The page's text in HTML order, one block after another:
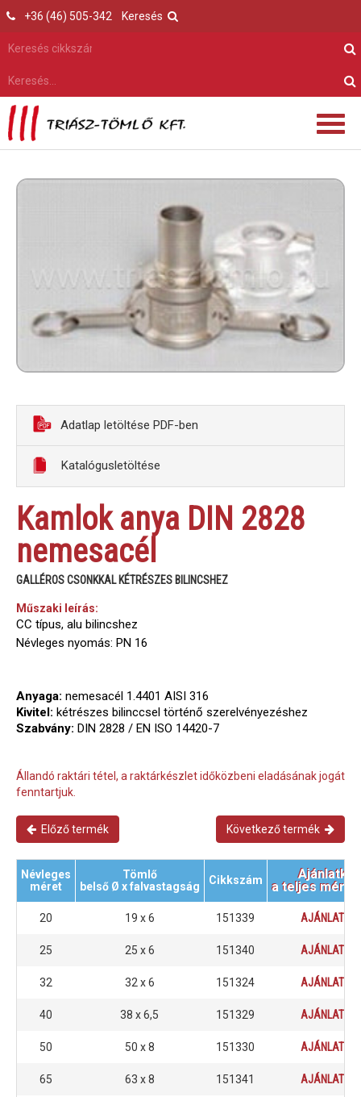
Keresés
+36 (46) 505-342
Adatlap letöltése PDF-ben
Katalógusletöltése
Kamlok anya DIN 2828
nemesacél
GALLÉROS CSONKKAL KÉTRÉSZES BILINCSHEZ
Műszaki leírás:
CC típus, alu bilincshez
Névleges nyomás: PN 16
Anyaga: nemesacél 1.4401 AISI 316
Kivitel: kétrészes bilinccsel történő szerelvényezéshez
Szabvány: DIN 2828 / EN ISO 14420-7
Állandó raktári tétel, a raktárkészlet időközbeni eladásának jogát
fenntartjuk.
Előző termék Következő termék
Névleges
méret
Tömlő
belső Ø x falvastagság
Cikkszám
a teljes
20 19 x 6 151339
25 25 x 6 151340
32 32 x 6 151324
40 38 x 6,5 151329
50 50 x 8 151330
65 63 x 8 151341